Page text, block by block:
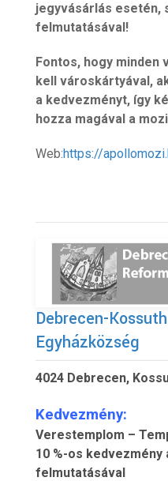
jegyvásárlás esetén,
felmutatásával!
Fontos, hogy minden
kell városkártyával,
a kedvezményt, így
hozza magával a
Web:https://
Debrecen-
Egyházközség
4024 Debrecen,
Kedvezmény:
Verestemplom –
10 %-os
felmutatásával